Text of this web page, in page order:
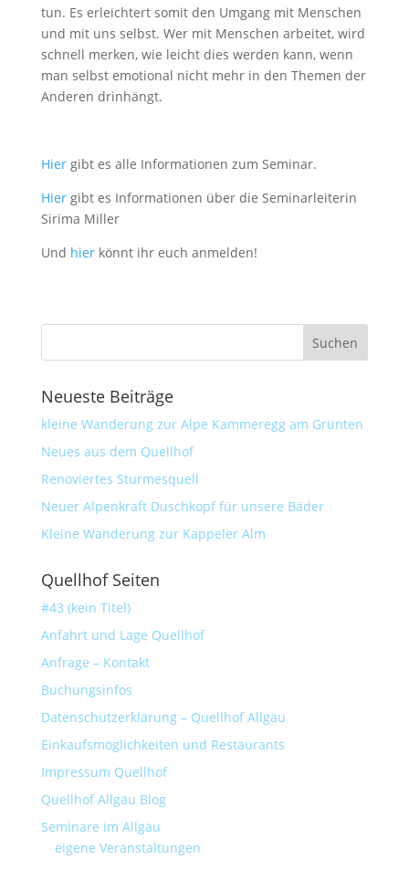
tun. Es erleichtert somit den Umgang mit Menschen
und mit uns selbst. Wer mit Menschen arbeitet, wird
schnell merken, wie leicht dies werden kann, wenn
man selbst emotional nicht mehr in den Themen der
Anderen drinhängt.
Hiergibt es alle Informationen zum Seminar.
Hiergibt es Informationen über die Seminarleiterin
Sirima Miller
Und hierkönnt ihr euch anmelden!
Neueste Beiträge
kleine Wanderung zur Alpe Kammeregg am Grünten
Neues aus dem Quellhof
Renoviertes Sturmesquell
Neuer Alpenkraft Duschkopf für unsere Bäder
Kleine Wanderung zur Kappeler Alm
Quellhof Seiten
#43 (kein Titel)
Anfahrt und Lage Quellhof
Anfrage – Kontakt
Buchungsinfos
Datenschutzerklärung – Quellhof Allgäu
Einkaufsmöglichkeiten und Restaurants
Impressum Quellhof
Quellhof Allgäu Blog
Seminare im Allgäu
eigene Veranstaltungen